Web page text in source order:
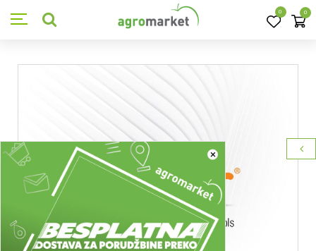
0 0
×